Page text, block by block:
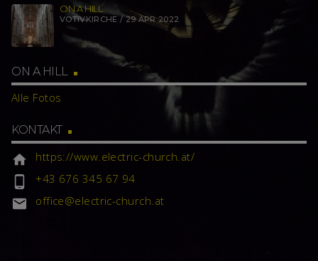
ON A HILL
VOTIVKIRCHE / 29 APR 2022
ON A HILL
Alle Fotos
KONTAKT
home https://www.electric-church.at/
phone_android +43 676 345 67 94
email office@electric-church.at